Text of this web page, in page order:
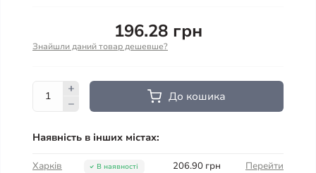
196.28 грн
Знайшли даний товар дешевше?
До кошика
Наявність в інших містах:
Харків В наявності 206.90 грн
Перейти